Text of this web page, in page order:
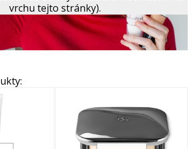
vrchu tejto stránky).